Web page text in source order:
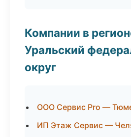
Компании в
Уральский
округ
ООО Сервис Pro —
ИП Этаж Сервис —